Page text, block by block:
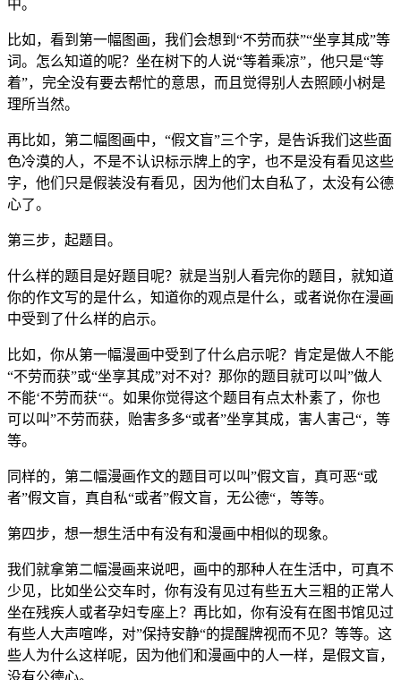
中。
比如，看到第一幅图画，我们会想到“不劳而获”“坐享其成”等
词。怎么知道的呢？坐在树下的人说“等着乘凉”，他只是“等
着”，完全没有要去帮忙的意思，而且觉得别人去照顾小树是
理所当然。
再比如，第二幅图画中，“假文盲”三个字，是告诉我们这些面
色冷漠的人，不是不认识标示牌上的字，也不是没有看见这些
字，他们只是假装没有看见，因为他们太自私了，太没有公德
心了。
第三步，起题目。
什么样的题目是好题目呢？就是当别人看完你的题目，就知道
你的作文写的是什么，知道你的观点是什么，或者说你在漫画
中受到了什么样的启示。
比如，你从第一幅漫画中受到了什么启示呢？肯定是做人不能
“不劳而获”或“坐享其成”对不对？那你的题目就可以叫”做人
不能‘不劳而获‘“。如果你觉得这个题目有点太朴素了，你也
可以叫”不劳而获，贻害多多“或者”坐享其成，害人害己“，等
等。
同样的，第二幅漫画作文的题目可以叫”假文盲，真可恶“或
者”假文盲，真自私“或者”假文盲，无公德“，等等。
第四步，想一想生活中有没有和漫画中相似的现象。
我们就拿第二幅漫画来说吧，画中的那种人在生活中，可真不
少见，比如坐公交车时，你有没有见过有些五大三粗的正常人
坐在残疾人或者孕妇专座上？再比如，你有没有在图书馆见过
有些人大声喧哗，对”保持安静“的提醒牌视而不见？等等。这
些人为什么这样呢，因为他们和漫画中的人一样，是假文盲，